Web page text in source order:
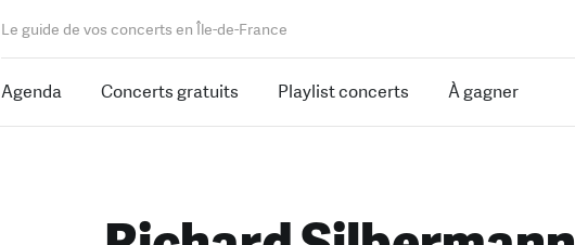
Le guide de vos concerts en Île-de-France
Agenda Concerts gratuits Playlist concerts À gagner